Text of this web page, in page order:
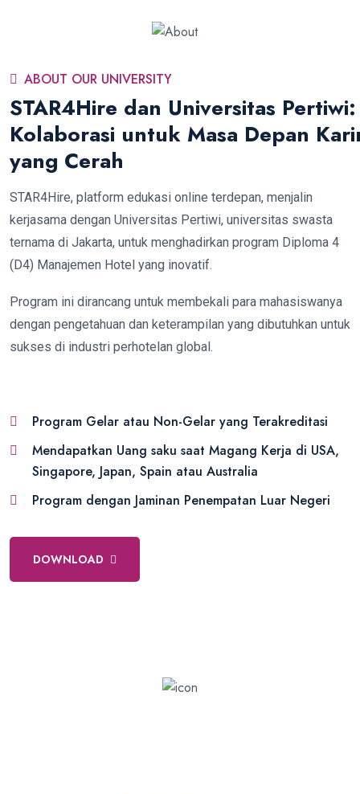
ABOUT OUR UNIVERSITY
STAR4Hire dan Universitas Pertiwi:
Kolaborasi untuk Masa Depan
yang Cerah
STAR4Hire, platform edukasi online terdepan, menjalin
kerjasama dengan Universitas Pertiwi, universitas swasta
ternama di Jakarta, untuk menghadirkan program Diploma 4
(D4) Manajemen Hotel yang inovatif.
Program ini dirancang untuk membekali para mahasiswanya
dengan pengetahuan dan keterampilan yang dibutuhkan untuk
sukses di industri perhotelan global.
Program Gelar atau Non-Gelar yang Terakreditasi
Mendapatkan Uang saku saat Magang Kerja di USA,
Singapore, Japan, Spain atau Australia
Program dengan Jaminan Penempatan Luar Negeri
DOWNLOAD